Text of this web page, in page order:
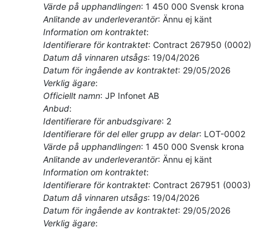
Värde på upphandlingen: 1 450 000 Svensk krona
Anlitande av underleverantör: Ännu ej känt
Information om kontraktet:
Identifierare för kontraktet: Contract 267950 (0002)
Datum då vinnaren utsågs: 19/04/2026
Datum för ingående av kontraktet: 29/05/2026
Verklig ägare:
Officiellt namn: JP Infonet AB
Anbud:
Identifierare för anbudsgivare: 2
Identifierare för del eller grupp av delar: LOT-0002
Värde på upphandlingen: 1 450 000 Svensk krona
Anlitande av underleverantör: Ännu ej känt
Information om kontraktet:
Identifierare för kontraktet: Contract 267951 (0003)
Datum då vinnaren utsågs: 19/04/2026
Datum för ingående av kontraktet: 29/05/2026
Verklig ägare: